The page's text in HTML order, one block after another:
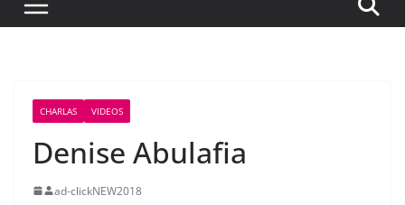
CHARLAS VIDEOS
Denise Abulafia
ad-clickNEW2018